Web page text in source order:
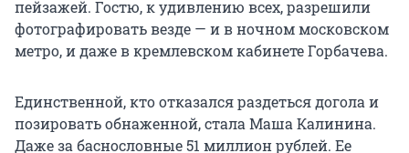
пейзажей. Гостю, к удивлению всех, разрешили
фотографировать везде — и в ночном московском
метро, и даже в кремлевском кабинете Горбачева.
Единственной, кто отказался раздеться догола и
позировать обнаженной, стала Маша Калинина.
Даже за баснословные 51 миллион рублей. Ее